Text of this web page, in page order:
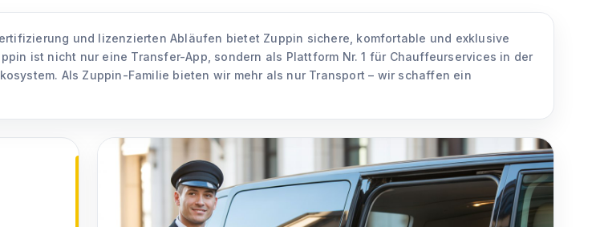
und lizenzierten Abläufen bietet Zuppin sichere, komfortable und exklusive
ist nicht nur eine Transfer-App, sondern als Plattform Nr. 1 für Chauffeurservices in der
Als Zuppin-Familie bieten wir mehr als nur Transport – wir schaffen ein